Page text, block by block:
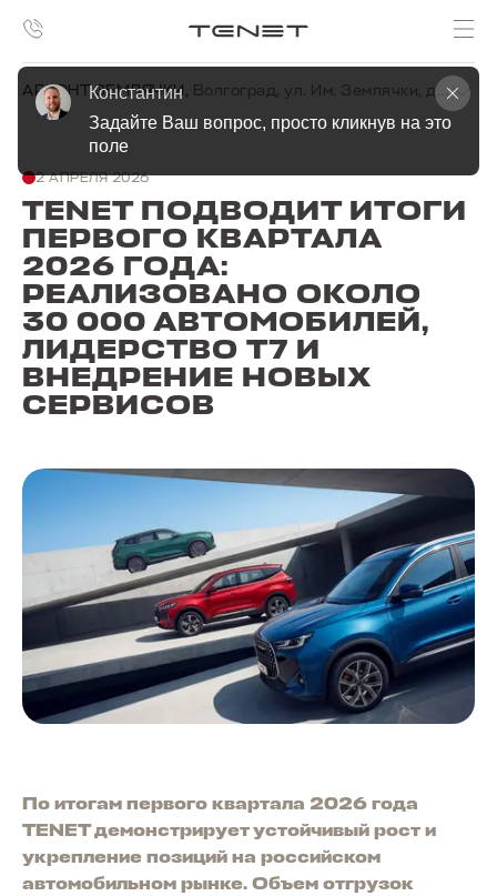
АРКОНТ ЗЕМЛЯЧКИ, Волгоград, ул. Им. Землячки, д. 19г
2 АПРЕЛЯ 2026
TENET ПОДВОДИТ ИТОГИ
ПЕРВОГО КВАРТАЛА
2026 ГОДА:
РЕАЛИЗОВАНО ОКОЛО
30 000 АВТОМОБИЛЕЙ,
ЛИДЕРСТВО T7 И
ВНЕДРЕНИЕ НОВЫХ
СЕРВИСОВ
По итогам первого квартала 2026 года
TENET демонстрирует устойчивый рост и
укрепление позиций на российском
автомобильном рынке. Объем отгрузок
Константин
Задайте Ваш вопрос, просто кликнув на это
поле